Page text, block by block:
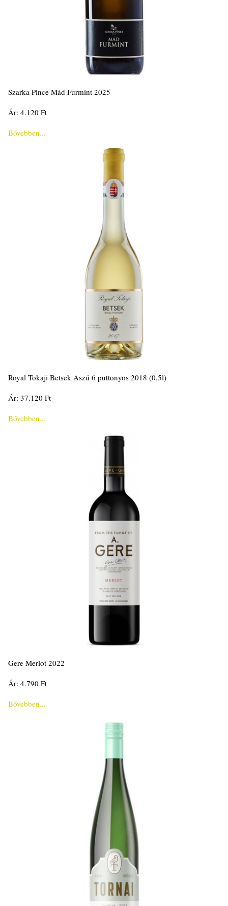
Szarka Pince Mád Furmint 2025
Ár: 4.120 Ft
Bővebben...
Royal Tokaji Betsek Aszú 6 puttonyos 2018 (0,5l)
Ár: 37.120 Ft
Bővebben...
Gere Merlot 2022
Ár: 4.790 Ft
Bővebben...